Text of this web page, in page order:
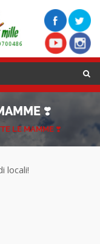
❣️
LE MAMME ❣️
locali!